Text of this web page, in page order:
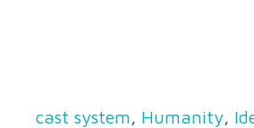
cast system, Humanity,